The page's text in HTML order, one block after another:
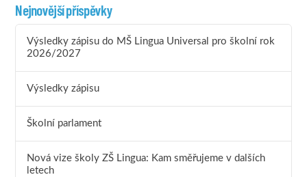
Nejnovější příspěvky
Výsledky zápisu do MŠ Lingua Universal pro školní rok
2026/2027
Výsledky zápisu
Školní parlament
Nová vize školy ZŠ Lingua: Kam směřujeme v dalších
letech